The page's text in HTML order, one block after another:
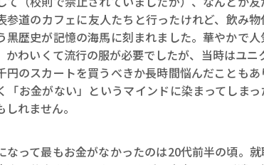
参道のカフェに友人たちと行ったけれど、飲み
黒歴史が記憶の海馬に刻まれました。華やかで
かわいくて流行の服が必要でしたが、当時はユ
円のスカートを買うべきか長時間悩んだことも
「お金がない」というマインドに染まってしま
しれません。
なって最もお金がなかったのは20代前半の頃。